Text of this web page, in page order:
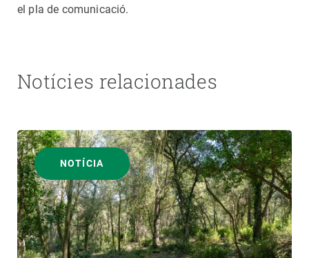
el pla de comunicació.
Notícies relacionades
NOTÍCIA